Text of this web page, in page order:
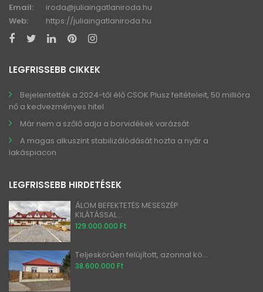
Email:
iroda@juliaingatlaniroda.hu
Web:
https://juliaingatlaniroda.hu
LEGFRISSEBB CIKKEK
Bejelentették a 2024-től élő CSOK Plusz feltételeit, 50 millióra
nő a kedvezményes hitel
Már nem a szőlő adja a borvidékek varázsát
A magas alkuszint stabilizálódását hozta a nyár a
lakáspiacon
LEGFRISSEBB HIRDETÉSEK
ÁLOM BEFEKTETÉS MESESZÉP
KILÁTÁSSAL...
129.000.000 Ft
Teljeskörűen felújított, azonnal kö...
38.600.000 Ft